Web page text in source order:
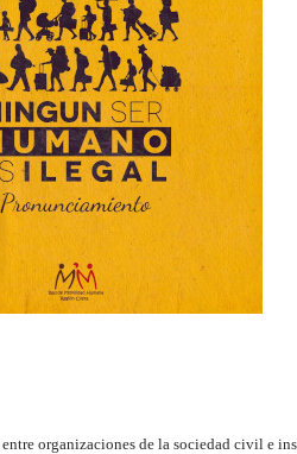
organizaciones de la sociedad civil e